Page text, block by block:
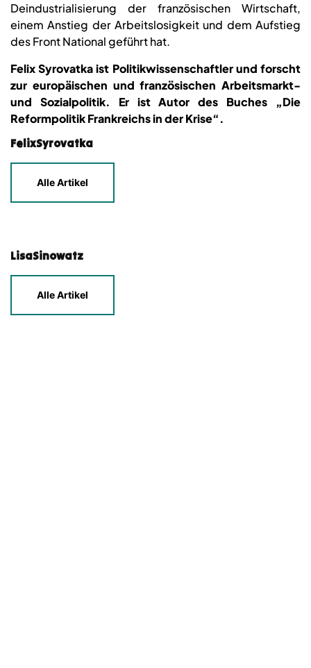
Deindustrialisierung der französischen Wirtschaft,
einem Anstieg der Arbeitslosigkeit und dem Aufstieg
des Front National geführt hat.
Felix Syrovatka ist Politikwissenschaftler und forscht
zur europäischen und französischen Arbeitsmarkt-
und Sozialpolitik. Er ist Autor des Buches „Die
Reformpolitik Frankreichs in der Krise“.
FelixSyrovatka
Alle Artikel
LisaSinowatz
Alle Artikel